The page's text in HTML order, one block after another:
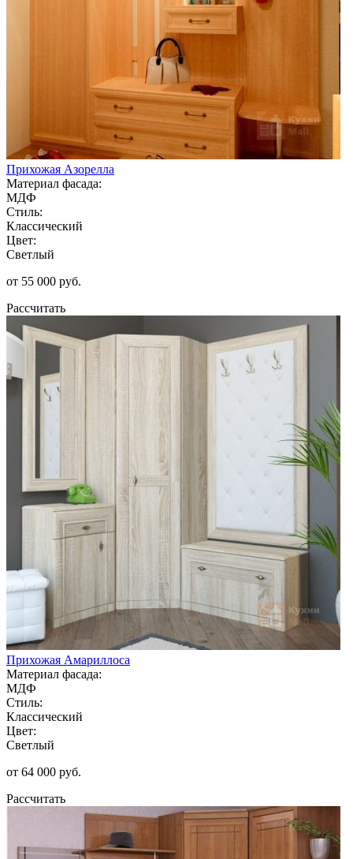
Прихожая Азорелла
Материал фасада:
МДФ
Стиль:
Классический
Цвет:
Светлый
от 55 000 руб.
Рассчитать
Прихожая Амариллоса
Материал фасада:
МДФ
Стиль:
Классический
Цвет:
Светлый
от 64 000 руб.
Рассчитать